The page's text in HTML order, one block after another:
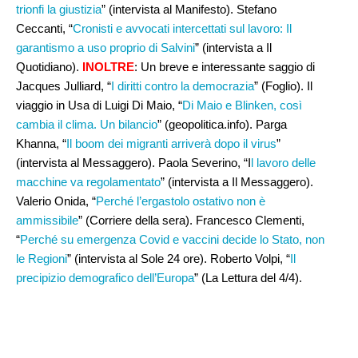
trionfi la giustizia” (intervista al Manifesto). Stefano
Ceccanti, “Cronisti e avvocati intercettati sul lavoro: Il
garantismo a uso proprio di Salvini” (intervista a Il
Quotidiano). INOLTRE: Un breve e interessante saggio di
Jacques Julliard, “I diritti contro la democrazia” (Foglio). Il
viaggio in Usa di Luigi Di Maio, “Di Maio e Blinken, così
cambia il clima. Un bilancio” (geopolitica.info). Parga
Khanna, “Il boom dei migranti arriverà dopo il virus”
(intervista al Messaggero). Paola Severino, “Il lavoro delle
macchine va regolamentato” (intervista a Il Messaggero).
Valerio Onida, “Perché l’ergastolo ostativo non è
ammissibile” (Corriere della sera). Francesco Clementi,
“Perché su emergenza Covid e vaccini decide lo Stato, non
le Regioni” (intervista al Sole 24 ore). Roberto Volpi, “Il
precipizio demografico dell’Europa” (La Lettura del 4/4).